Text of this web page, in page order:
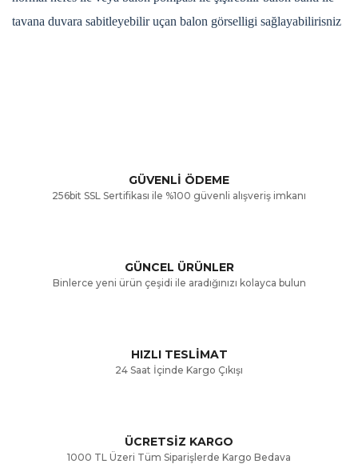
tavana duvara sabitleyebilir uçan balon görselligi sağlayabilirisniz
Ürün resmi kalitesiz, bozuk veya görüntülenemiyor.
Ürün bilgilerinde hatalar bulunuyor.
Gönder
GÜVENLİ ÖDEME
256bit SSL Sertifikası ile %100 güvenli alışveriş imkanı
GÜNCEL ÜRÜNLER
Binlerce yeni ürün çeşidi ile aradığınızı kolayca bulun
HIZLI TESLİMAT
24 Saat İçinde Kargo Çıkışı
ÜCRETSİZ KARGO
1000 TL Üzeri Tüm Siparişlerde Kargo Bedava